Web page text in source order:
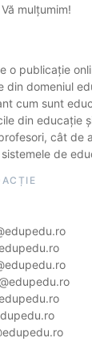
mulțumim!
o publicație
din domeniul
cum sunt
din educație
cât de
de